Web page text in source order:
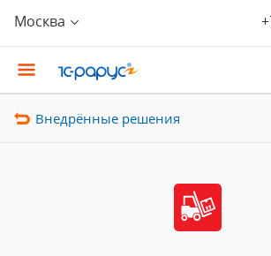
Москва
Внедрённые решения